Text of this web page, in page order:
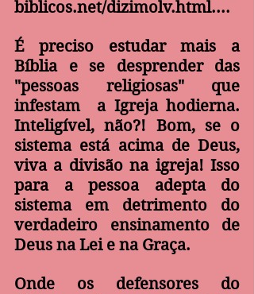
biblicos.net/dizimolv.html....
É preciso estudar mais a
Bíblia e se desprender das
"pessoas religiosas" que
infestam  a Igreja hodierna.
Inteligível, não?! Bom, se o
sistema está acima de Deus,
viva a divisão na igreja! Isso
para a pessoa adepta do
sistema em detrimento do
verdadeiro ensinamento de
Deus na Lei e na Graça.
Onde os defensores do